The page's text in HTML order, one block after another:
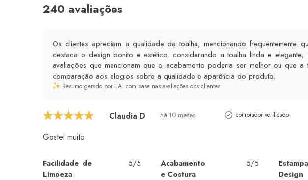
240 avaliações
Os clientes apreciam a qualidade da toalha, mencionando
destaca o design bonito e estético, considerando a toalha linda e
avaliações que mencionam que o acabamento poderia ser melhor ou que
comparação aos elogios sobre a qualidade e aparência do produto.
Resumo gerado por I.A. com base nas avaliações dos clientes
Claudia D há 10 meses comprador verificado
Gostei muito
Facilidade de
Limpeza
5/5
Acabamento
e Costura
5/5
Design